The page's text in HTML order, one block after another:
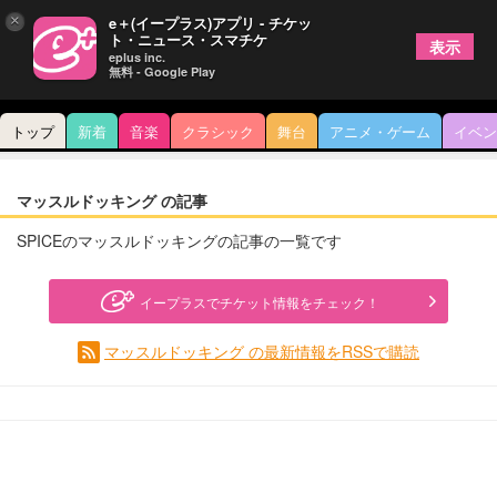
トップ 新着 音楽 クラシック 舞台 アニメ・ゲーム イベ
マッスルドッキング の記事
SPICEのマッスルドッキングの記事の一覧です
イープラスでチケット情報をチェック！
マッスルドッキング の最新情報をRSSで購読
× e＋(イープラス)アプリ - チケッ
ト・ニュース・スマチケ
eplus inc.
無料 - Google Play
表示